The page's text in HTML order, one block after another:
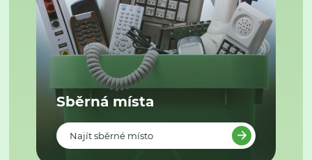
Sběrná místa
Najít sběrné místo